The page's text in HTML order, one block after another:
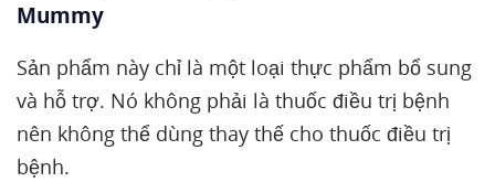
Mummy
Sản phẩm này chỉ là một loại thực phẩm bổ sung
và hỗ trợ. Nó không phải là thuốc điều trị bệnh
nên không thể dùng thay thế cho thuốc điều trị
bệnh.